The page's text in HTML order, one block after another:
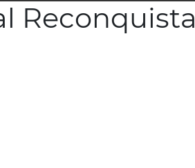
Publicidad Display
Reconquista